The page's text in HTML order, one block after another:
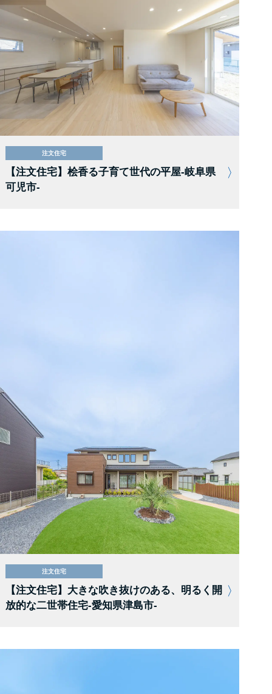
注文住宅
【注文住宅】桧香る子育て世代の平屋-岐阜県
可児市-
注文住宅
【注文住宅】大きな吹き抜けのある、明るく開
放的な二世帯住宅-愛知県津島市-